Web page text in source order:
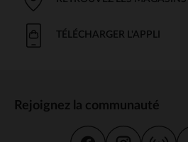
TÉLÉCHARGER L'APPLI
Rejoignez la communauté